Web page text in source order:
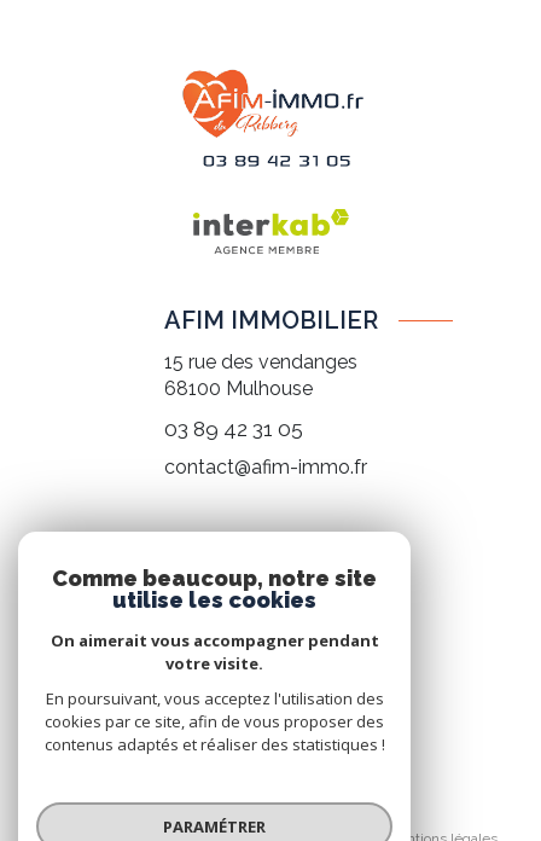
AFIM IMMOBILIER
15 rue des vendanges
68100 Mulhouse
03 89 42 31 05
contact@afim-immo.fr
Nous suivre
© 2026 | Tous droits réservés
Comme beaucoup, notre site
utilise les cookies
On aimerait vous accompagner pendant
votre visite.
En poursuivant, vous acceptez l'utilisation des
cookies par ce site, afin de vous proposer des
contenus adaptés et réaliser des statistiques !
PARAMÉTRER